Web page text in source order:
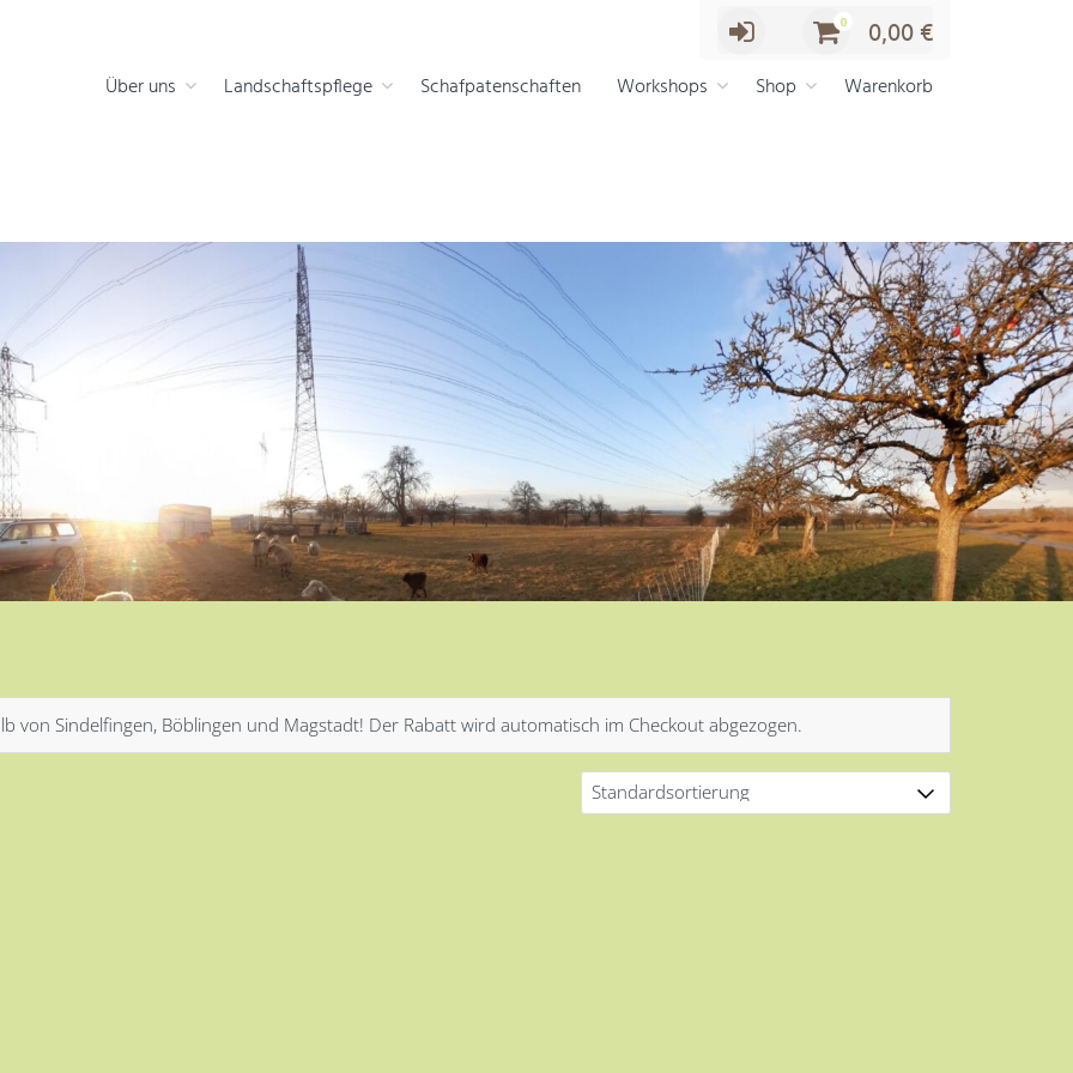
0 0,00 €
Über uns Landschaftspflege Schafpatenschaften Workshops Shop Warenkorb
von Sindelfingen, Böblingen und Magstadt! Der Rabatt wird automatisch im Checkout abgezogen.